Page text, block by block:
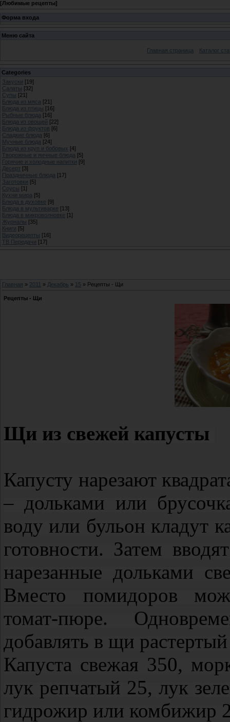
[Любимые рецепты]
Форма входа
Меню сайта
Главная страница Каталог
Categories
Закуски [19]
Салаты [32]
Супы [21]
Блюда из мяса [21]
Блюда из птицы [16]
Рыбные блюда [16]
Блюда из овощей [22]
Блюда из фруктов [6]
Сладкие блюда [6]
Мучные блюда [24]
Блюда из круп и бобовых [4]
Творожные и яичные блюда [5]
Горячие и холодные напитки [9]
Десерт [3]
Праздничные блюда [17]
Заготовки [5]
Соусы [1]
Кухни мира [5]
Блюда в духовке [9]
Блюда в мультиварке [13]
Блюда в микроволновке [1]
Журналы [35]
Книги [5]
Видеорецепты [16]
ТВ Передачи [17]
Главная » 2011 » Декабрь » 15 » Рецепты - Щи
Рецепты - Щи
Щи из свежей капусты
Капусту нарезают
– дольками или
воду или бульон кладут
готовности. Затем
нарезанные дольками
Вместо помидоров
томат‑пюре.
добавлять в щи
Капуста свежая 350,
лук репчатый 25, лук
гидрожир или комбижир